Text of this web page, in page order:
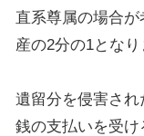
直系尊属の場合
産の2分の1となり
遺留分を侵害さ
銭の支払いを受